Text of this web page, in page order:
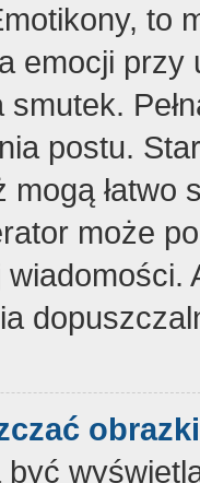
to
emocji
postu.
może